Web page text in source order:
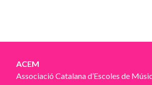
ACEM
Associació Catalana d’Escoles de